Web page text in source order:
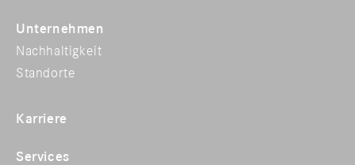
Unternehmen
Nachhaltigkeit
Standorte
Karriere
Services